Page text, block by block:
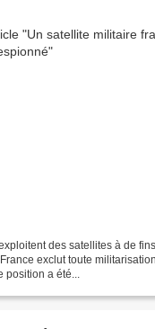
des satellites à de
exclut toute
a été...